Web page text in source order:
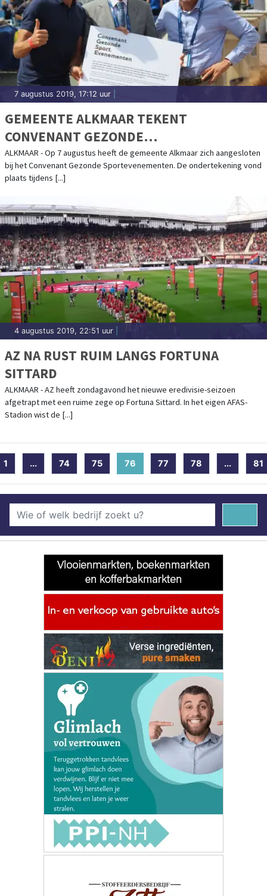
7 augustus 2019, 17:12 uur
GEMEENTE ALKMAAR TEKENT
CONVENANT GEZONDE
SPORTEVENEMENTEN TIJDENS EK
WIELRENNEN
ALKMAAR - Op 7 augustus heeft de gemeente Alkmaar zich aangesloten
bij het Convenant Gezonde Sportevenementen. De ondertekening vond
plaats tijdens [...]
4 augustus 2019, 22:51 uur
AZ NA RUST RUIM LANGS FORTUNA
SITTARD
ALKMAAR - AZ heeft zondagavond het nieuwe eredivisie-seizoen
afgetrapt met een ruime zege op Fortuna Sittard. In het eigen AFAS-
Stadion wist de [...]
1 ... 74 75 76 (current)
77 78 ... 81